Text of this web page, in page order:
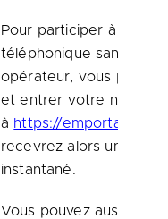
Pour participer à la
téléphonique sans l’aide
opérateur, vous
et entrer votre numéro
à https://emportal.ink/
recevrez alors un
instantané.
Vous pouvez aussi